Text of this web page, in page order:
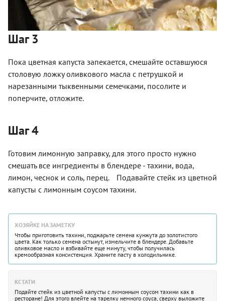
Шаг 3
Пока цветная капуста запекается, смешайте оставшуюся
столовую ложку оливкового масла с петрушкой и
нарезанными тыквенными семечками, посолите и
поперчите, отложите.
Шаг 4
Готовим лимонную заправку, для этого просто нужно
смешать все ингредиенты в блендере - тахини, вода,
лимон, чеснок и соль, перец. Подавайте стейк из цветной
капусты с лимонным соусом тахини.
ХОЗЯЙКЕ НА ЗАМЕТКУ
Чтобы приготовить тахини, поджарьте семена кунжута до золотистого
цвета. Как только семена остынут, измельчите в блендере. Добавьте
оливковое масло и взбивайте еще минуту, чтобы получилась
кремообразная консистенция. Храните пасту в холодильнике.
КСТАТИ
Подайте стейк из цветной капусты с лимонным соусом тахини как в
ресторане! Для этого влейте на тарелку немного соуса, сверху выложите